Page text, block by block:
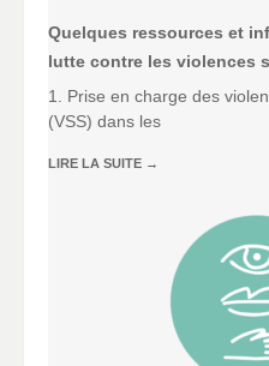
Quelques ressources et
lutte contre les violences
1. Prise en charge des
(VSS) dans les
LIRE LA SUITE →